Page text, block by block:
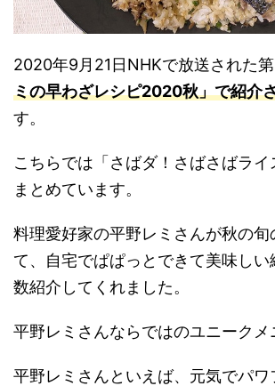
2020年9月21日NHKで放送された第
ミの早わざレシピ2020秋」で紹介
す。
こちらでは「さばダ！さばさばライ
まとめています。
料理愛好家の平野レミさんが秋の旬
て、自宅でぱぱっとできて美味しい
数紹介してくれました。
平野レミさんならではのユニークメ
平野レミさんといえば、元気でパワ